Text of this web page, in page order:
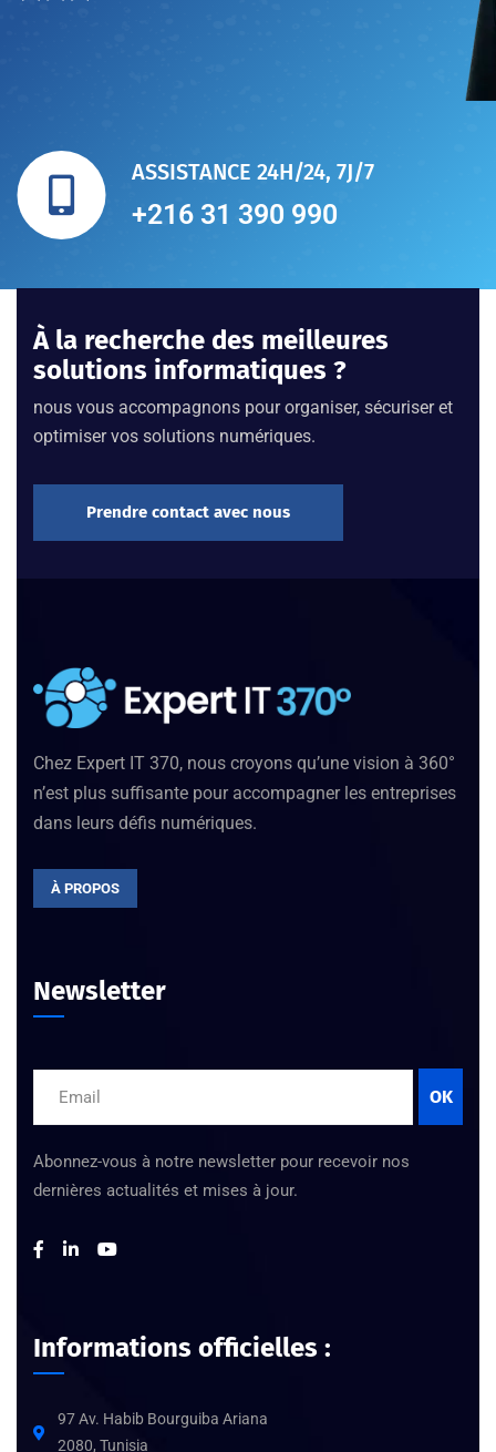
ASSISTANCE 24H/24, 7J/7
+216 31 390 990
À la recherche des meilleures
solutions informatiques ?
nous vous accompagnons pour organiser, sécuriser et
optimiser vos solutions numériques.
Prendre contact avec nous
Chez Expert IT 370, nous croyons qu’une vision à 360°
n’est plus suffisante pour accompagner les entreprises
dans leurs défis numériques.
À PROPOS
Newsletter
OK
Abonnez-vous à notre newsletter pour recevoir nos
dernières actualités et mises à jour.
Informations officielles :
97 Av. Habib Bourguiba Ariana
2080, Tunisia